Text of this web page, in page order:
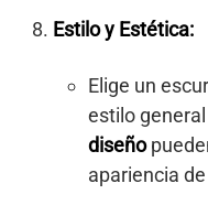
Estilo y Estética:
Elige un
estilo
diseño
apariencia